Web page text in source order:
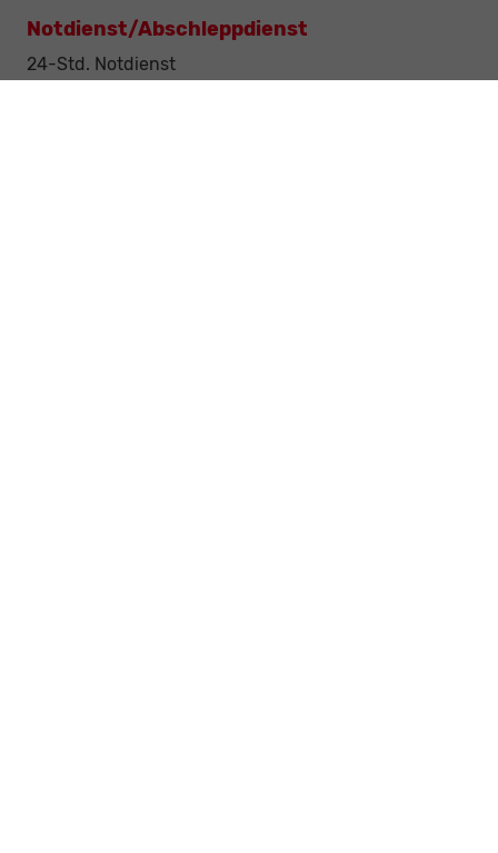
Notdienst/Abschleppdienst
24-Std. Notdienst